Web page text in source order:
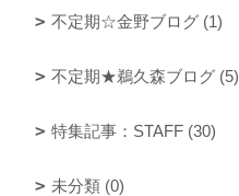
不定期☆金野ブログ (1)
不定期★鵜久森ブログ (5)
特集記事：STAFF (30)
未分類 (0)